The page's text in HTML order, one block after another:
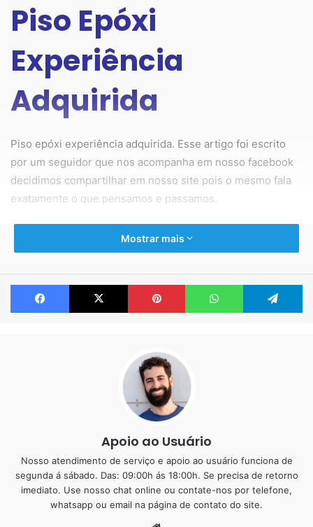
Piso Epóxi
Experiência
Adquirida
Piso epóxi experiência adquirida. Esse artigo foi escrito
por um seguidor que nos acompanha em nosso facebook
decidimos compartilhar em nosso site pois o mesmo fala
exatamente o que pensamos e passamos.
O texto fala sobre uma retrospectiva ao longo dos anos
executando esse serviço de piso líquido, porcelanato
Estou entusiasmado em compartilhar minha experiência
dedicando-me a aperfeiçoar a arte de criar pisos de resina
Mostrar mais
Facebook X Pinterest WhatsApp
Apoio ao Usuário
Nosso atendimento de serviço e apoio ao usuário funciona de
segunda á sábado. Das: 09:00h ás 18:00h. Se precisa de retorno
imediato. Use nosso chat online ou contate-nos por telefone,
whatsapp ou email na página de contato do site.